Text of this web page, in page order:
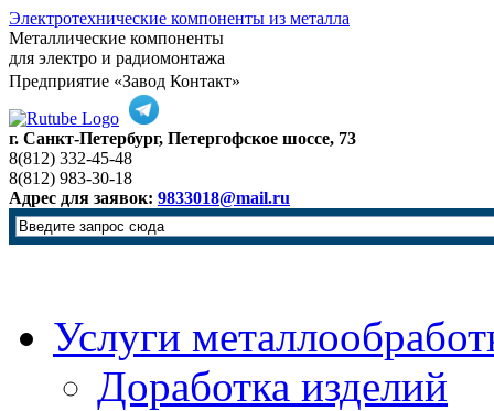
Электротехнические компоненты из металла
Металлические компоненты
для электро и радиомонтажа
Предприятие «Завод Контакт»
г. Санкт-Петербург, Петергофское шоссе, 73
8(812) 332-45-48
8(812) 983-30-18
Адрес для заявок: 9833018@mail.ru
Услуги
Доработка изделий